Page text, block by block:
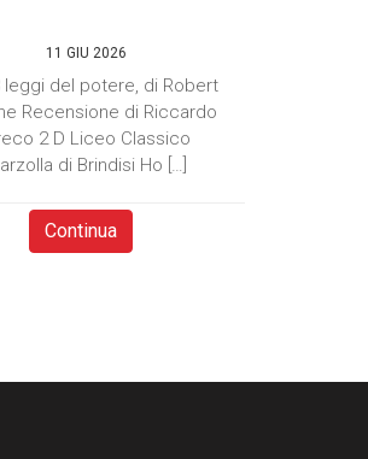
11 GIU 2026
leggi del potere, di Robert
Recensione di Riccardo
2 D Liceo Classico
di Brindisi Ho […]
Continua